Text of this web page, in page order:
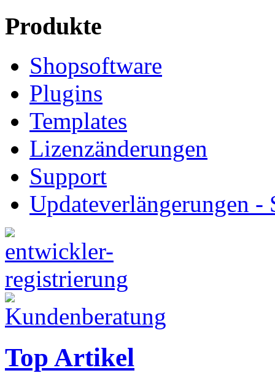
Produkte
Shopsoftware
Plugins
Templates
Lizenzänderungen
Support
Updateverlängerungen -
Top Artikel